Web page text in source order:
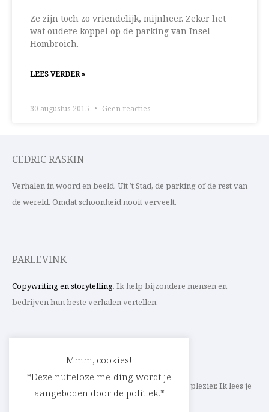
Ze zijn toch zo vriendelijk, mijnheer. Zeker het
wat oudere koppel op de parking van Insel
Hombroich.
LEES VERDER »
30 augustus 2015 Geen reacties
CEDRIC RASKIN
Verhalen in woord en beeld. Uit ’t Stad, de parking of de rest van
de wereld. Omdat schoonheid nooit verveelt.
PARLEVINK
Copywriting en storytelling. Ik help bijzondere mensen en
bedrijven hun beste verhalen vertellen.
Schrijf ik straks mee aan jouw verhaal? Met veel plezier. Ik lees je
heel graag op
cedric@parlevink.be
Mmm, cookies!
*Deze nutteloze melding wordt je
aangeboden door de politiek.*